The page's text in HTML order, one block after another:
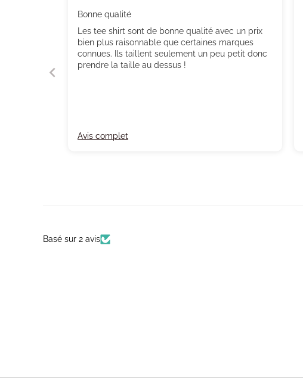
Bonne qualité
Les tee shirt sont de bonne qualité avec un prix
bien plus raisonnable que certaines marques
connues. Ils taillent seulement un peu petit donc
prendre la taille au dessus !
Avis complet
Basé sur 2 avis